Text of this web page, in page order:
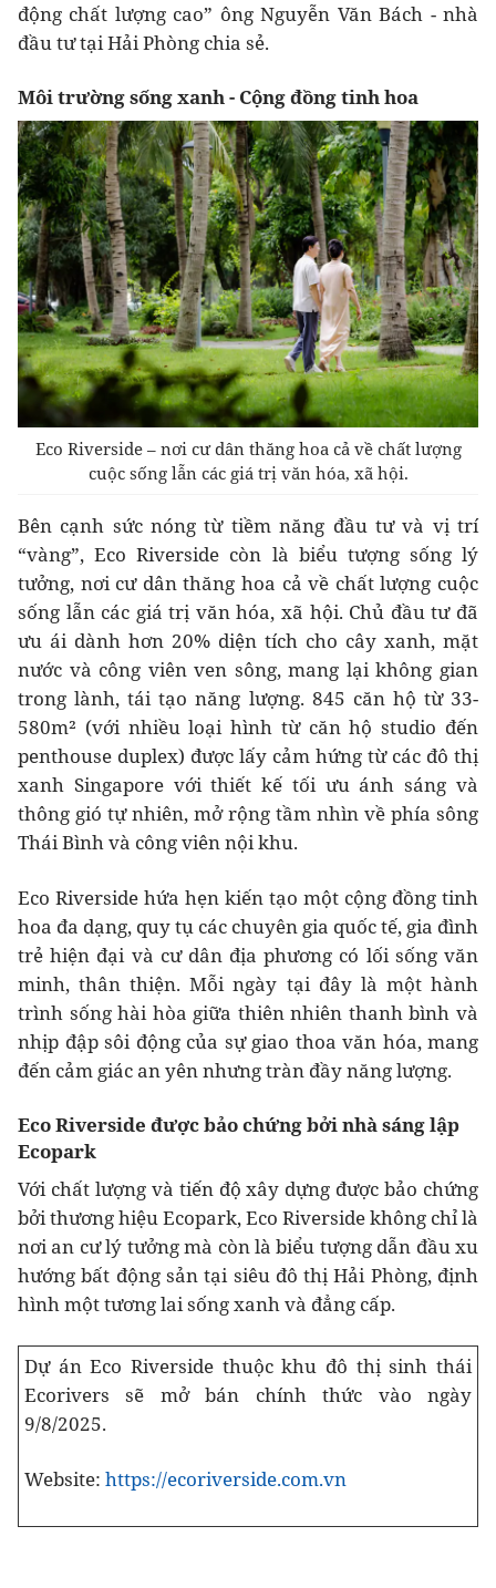
động chất lượng cao” ông Nguyễn Văn Bách - nhà
đầu tư tại Hải Phòng chia sẻ.
Môi trường sống xanh - Cộng đồng tinh hoa
Eco Riverside – nơi cư dân thăng hoa cả về chất lượng
cuộc sống lẫn các giá trị văn hóa, xã hội.
Bên cạnh sức nóng từ tiềm năng đầu tư và vị trí
“vàng”, Eco Riverside còn là biểu tượng sống lý
tưởng, nơi cư dân thăng hoa cả về chất lượng cuộc
sống lẫn các giá trị văn hóa, xã hội. Chủ đầu tư đã
ưu ái dành hơn 20% diện tích cho cây xanh, mặt
nước và công viên ven sông, mang lại không gian
trong lành, tái tạo năng lượng. 845 căn hộ từ 33-
580m² (với nhiều loại hình từ căn hộ studio đến
penthouse duplex) được lấy cảm hứng từ các đô thị
xanh Singapore với thiết kế tối ưu ánh sáng và
thông gió tự nhiên, mở rộng tầm nhìn về phía sông
Thái Bình và công viên nội khu.
Eco Riverside hứa hẹn kiến tạo một cộng đồng tinh
hoa đa dạng, quy tụ các chuyên gia quốc tế, gia đình
trẻ hiện đại và cư dân địa phương có lối sống văn
minh, thân thiện. Mỗi ngày tại đây là một hành
trình sống hài hòa giữa thiên nhiên thanh bình và
nhịp đập sôi động của sự giao thoa văn hóa, mang
đến cảm giác an yên nhưng tràn đầy năng lượng.
Eco Riverside được bảo chứng bởi nhà sáng lập
Ecopark
Với chất lượng và tiến độ xây dựng được bảo chứng
bởi thương hiệu Ecopark, Eco Riverside không chỉ là
nơi an cư lý tưởng mà còn là biểu tượng dẫn đầu xu
hướng bất động sản tại siêu đô thị Hải Phòng, định
hình một tương lai sống xanh và đẳng cấp.
Dự án Eco Riverside thuộc khu đô thị sinh thái
Ecorivers sẽ mở bán chính thức vào ngày
9/8/2025.
Website: https://ecoriverside.com.vn